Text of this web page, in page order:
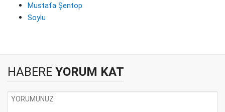
Mustafa Şentop
Soylu
HABERE YORUM KAT